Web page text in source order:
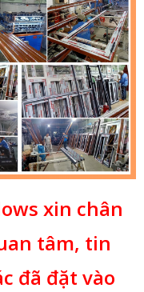
xin chân
tâm, tin
đã đặt vào